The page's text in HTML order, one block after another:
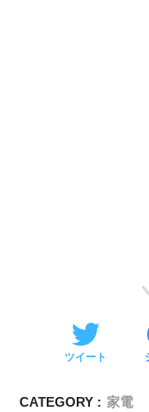
ツイート
CATEGORY : 家電